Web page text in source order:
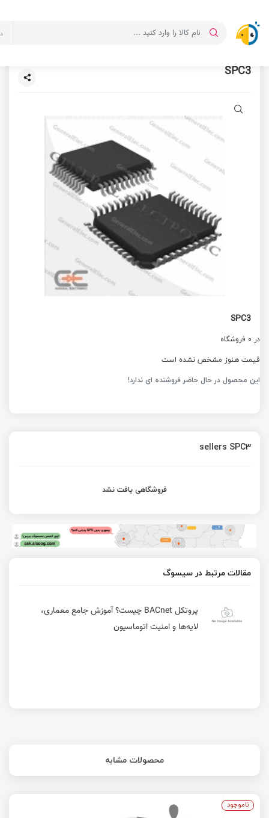
SPC3
SPC3
در 0 فروشگاه
قیمت هنوز مشخص نشده است
این محصول در حال حاضر فروشنده ای ندارد!
sellers SPC3
فروشگاهی یافت نشد
مقالات مرتبط در سیسوگ
پروتکل BACnet چیست؟ آموزش جامع معماری،
لایه‌ها و امنیت اتوماسیون
محصولات مشابه
ناموجود